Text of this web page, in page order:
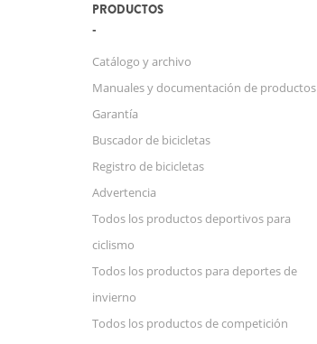
PRODUCTOS
Catálogo y archivo
Manuales y documentación de productos
Garantía
Buscador de bicicletas
Registro de bicicletas
Advertencia
Todos los productos deportivos para
ciclismo
Todos los productos para deportes de
invierno
Todos los productos de competición